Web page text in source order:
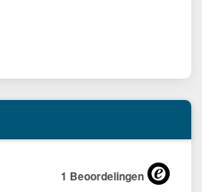
1 Beoordelingen